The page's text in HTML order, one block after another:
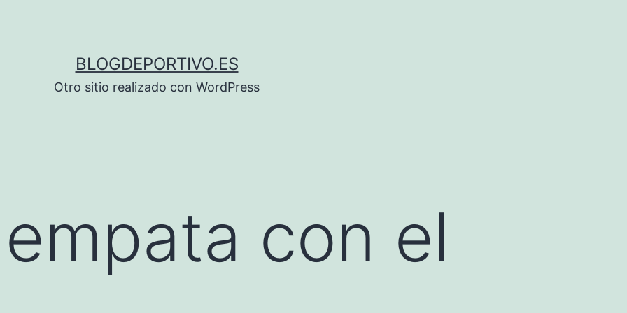
BLOGDEPORTIVO.ES
Otro sitio realizado con WordPress
con el